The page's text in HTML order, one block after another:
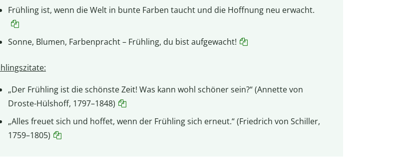
Frühling ist, wenn die Welt in bunte Farben taucht und die Hoffnung neu erwacht.
Sonne, Blumen, Farbenpracht – Frühling, du bist aufgewacht!
„Der Frühling ist die schönste Zeit! Was kann wohl schöner sein?“ (Annette von
Droste-Hülshoff, 1797–1848)
„Alles freuet sich und hoffet, wenn der Frühling sich erneut.“ (Friedrich von Schiller,
1759–1805)